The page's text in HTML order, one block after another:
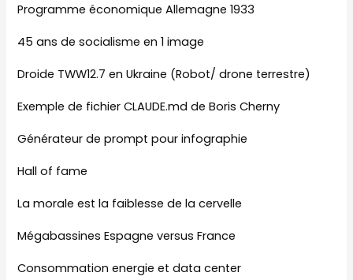
Programme économique Allemagne 1933
45 ans de socialisme en 1 image
Droide TWW12.7 en Ukraine (Robot/ drone terrestre)
Exemple de fichier CLAUDE.md de Boris Cherny
Générateur de prompt pour infographie
Hall of fame
La morale est la faiblesse de la cervelle
Mégabassines Espagne versus France
Consommation energie et data center